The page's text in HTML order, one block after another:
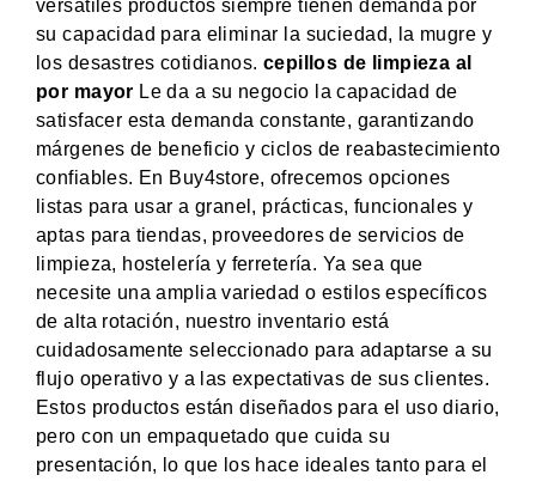
versátiles productos siempre tienen demanda por
su capacidad para eliminar la suciedad, la mugre y
los desastres cotidianos. cepillos de limpieza al
por mayor Le da a su negocio la capacidad de
satisfacer esta demanda constante, garantizando
márgenes de beneficio y ciclos de reabastecimiento
confiables. En Buy4store, ofrecemos opciones
listas para usar a granel, prácticas, funcionales y
aptas para tiendas, proveedores de servicios de
limpieza, hostelería y ferretería. Ya sea que
necesite una amplia variedad o estilos específicos
de alta rotación, nuestro inventario está
cuidadosamente seleccionado para adaptarse a su
flujo operativo y a las expectativas de sus clientes.
Estos productos están diseñados para el uso diario,
pero con un empaquetado que cuida su
presentación, lo que los hace ideales tanto para el